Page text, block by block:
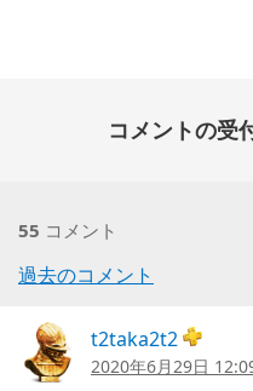
コメントの受
55 コメント
コ
メ
ン
過去のコメント
t2taka2t2
2020年6月29日